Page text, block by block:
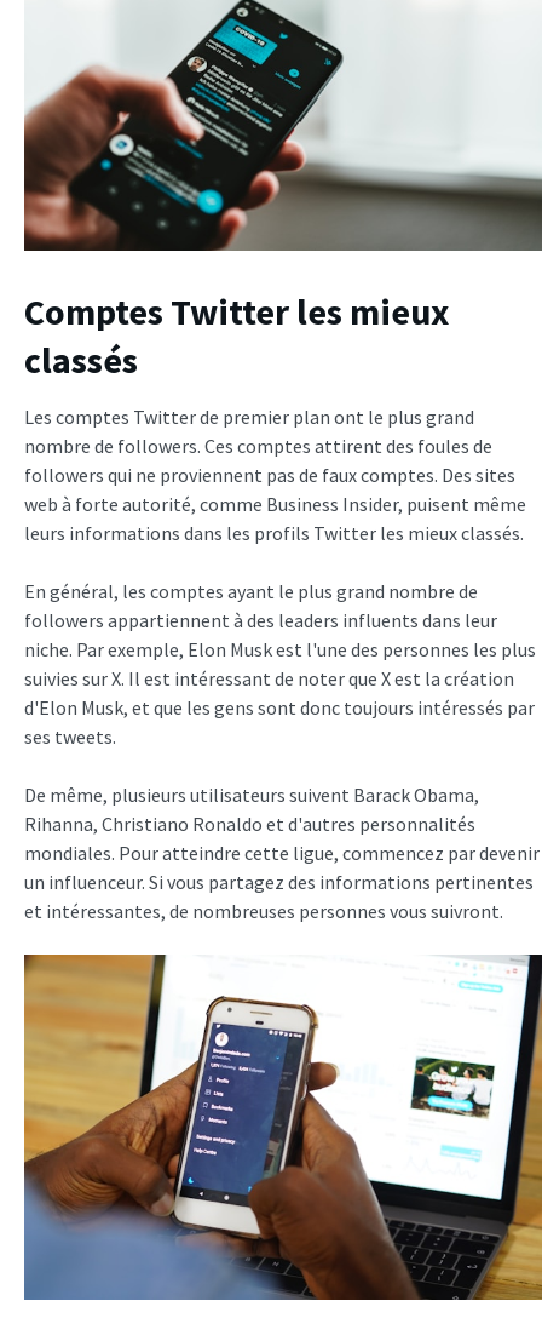
Comptes Twitter les mieux
classés
Les comptes Twitter de premier plan ont le plus grand
nombre de followers. Ces comptes attirent des foules de
followers qui ne proviennent pas de faux comptes. Des sites
web à forte autorité, comme Business Insider, puisent même
leurs informations dans les profils Twitter les mieux classés.
En général, les comptes ayant le plus grand nombre de
followers appartiennent à des leaders influents dans leur
niche. Par exemple, Elon Musk est l'une des personnes les plus
suivies sur X. Il est intéressant de noter que X est la création
d'Elon Musk, et que les gens sont donc toujours intéressés par
ses tweets.
De même, plusieurs utilisateurs suivent Barack Obama,
Rihanna, Christiano Ronaldo et d'autres personnalités
mondiales. Pour atteindre cette ligue, commencez par devenir
un influenceur. Si vous partagez des informations pertinentes
et intéressantes, de nombreuses personnes vous suivront.